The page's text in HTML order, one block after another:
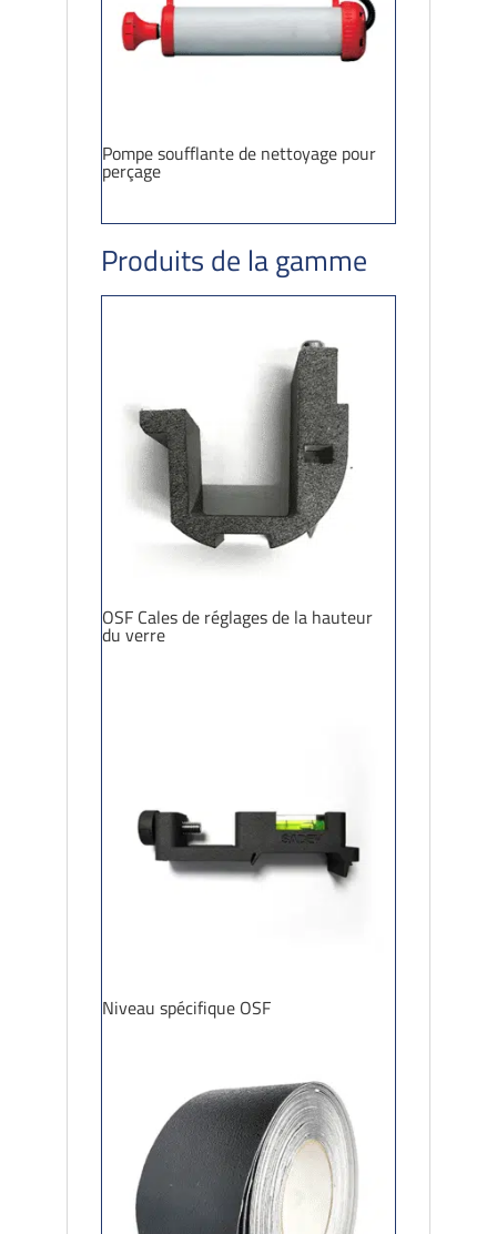
Pompe soufflante de nettoyage pour
perçage
Produits de la gamme
OSF Cales de réglages de la hauteur
du verre
Niveau spécifique OSF